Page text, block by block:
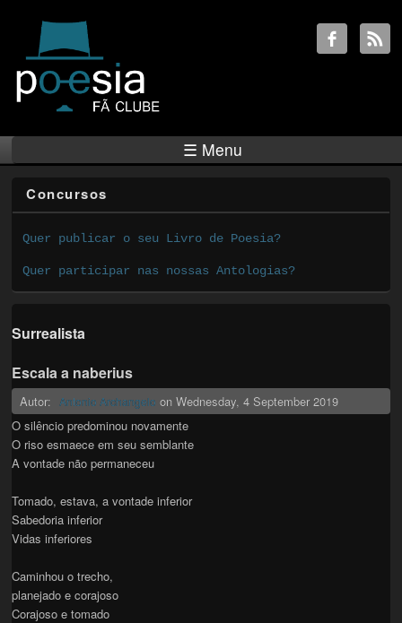
☰ Menu
Concursos
Quer publicar o seu Livro de Poesia?
Quer participar nas nossas Antologias?
Surrealista
Escala a naberius
Autor: Antonio Archangelo onWednesday, 4 September 2019
O silêncio predominou novamente
O riso esmaece em seu semblante
A vontade não permaneceu
Tomado, estava, a vontade inferior
Sabedoria inferior
Vidas inferiores
Caminhou o trecho,
planejado e corajoso
Corajoso e tomado